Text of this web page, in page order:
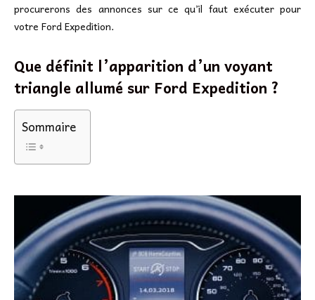
procurerons des annonces sur ce qu’il faut exécuter pour
votre Ford Expedition.
Que définit l’apparition d’un voyant
triangle allumé sur Ford Expedition ?
Sommaire